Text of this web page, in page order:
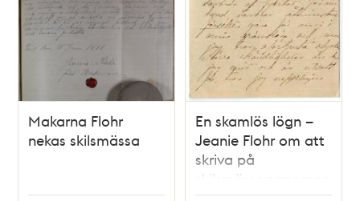
Makarna Flohr
nekas skilsmässa
En skamlös lögn –
Jeanie Flohr om att
skriva på
skilsmässopapprena